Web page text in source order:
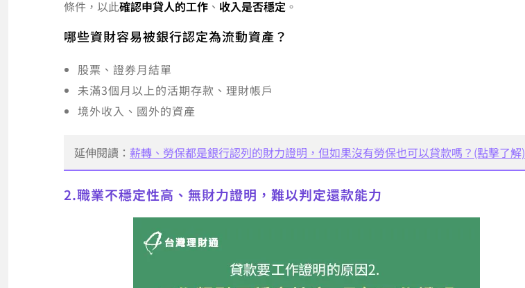
條件，以此確認申貸人的工作 、 收入是否穩定 。
哪些資財容易被銀行認定為流動資產？
股票、證券月結單
未滿3個月以上的活期存款、理財帳戶
境外收入、國外的資產
延伸閱讀： 薪轉、勞保都是銀行認列的財力證明，但如果沒有勞保也可以貸款嗎？(點擊了解)
2.職業不穩定性高、無財力證明，難以判定還款能力